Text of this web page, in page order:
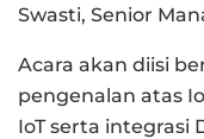
Swasti, Senior
Acara akan diisi
pengenalan atas
IoT serta integrasi